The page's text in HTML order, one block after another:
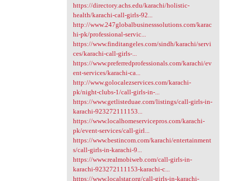
https://directory.achs.edu/karachi/holistic-
health/karachi-call-girls-92...
http://www.247globalbusinesssolutions.com/karac
hi-pk/professional-servic...
https://www.finditangeles.com/sindh/karachi/servi
ces/karachi-call-girls-...
https://www.preferredprofessionals.com/karachi/ev
ent-services/karachi-ca...
http://www.golocalezservices.com/karachi-
pk/night-clubs-1/call-girls-in-...
https://www.getlisteduae.com/listings/call-girls-in-
karachi-923272111153...
https://www.localhomeservicepros.com/karachi-
pk/event-services/call-girl...
https://www.bestincom.com/karachi/entertainment
s/call-girls-in-karachi-9...
https://www.realmobiweb.com/call-girls-in-
karachi-923272111153-karachi-c...
https://www.localstar.org/call-girls-in-karachi-